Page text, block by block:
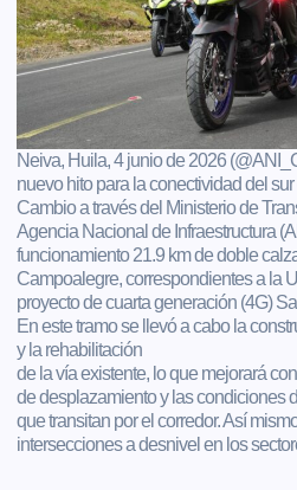
Neiva, Huila, 4 junio de 2026
nuevo hito para la conectividad del
Cambio a través del Ministerio de
Agencia Nacional de Infraestructura
funcionamiento 21.9 km de doble
Campoalegre, correspondientes a la
proyecto de cuarta generación (4G)
En este tramo se llevó a cabo la
y la rehabilitación
de la vía existente, lo que mejorará
de desplazamiento y las condiciones
que transitan por el corredor. Así
intersecciones a desnivel en los